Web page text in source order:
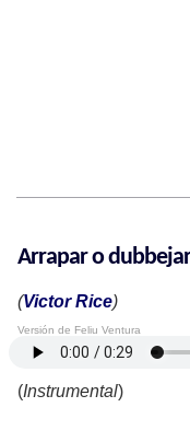
Arrapar o dubbejar
(Victor Rice)
Versión de Feliu Ventura
(Instrumental)